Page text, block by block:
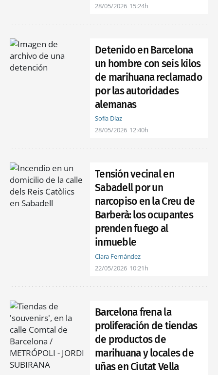
28/05/2026 15:24h
Detenido en Barcelona
un hombre con seis kilos
de marihuana reclamado
por las autoridades
alemanas
Sofía Díaz
28/05/2026 12:40h
Tensión vecinal en
Sabadell por un
narcopiso en la Creu de
Barberà: los ocupantes
prenden fuego al
inmueble
Clara Fernández
22/05/2026 10:21h
Barcelona frena la
proliferación de tiendas
de productos de
marihuana y locales de
uñas en Ciutat Vella